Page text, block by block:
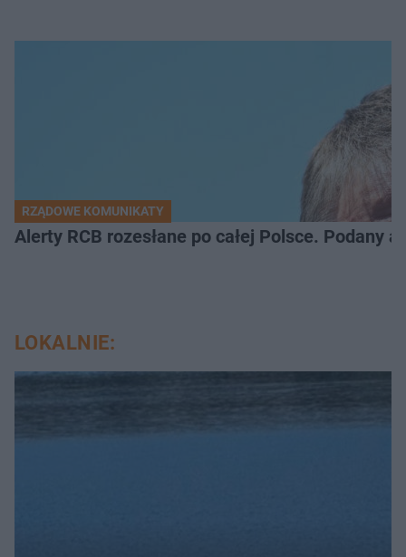
RZĄDOWE KOMUNIKATY
Alerty RCB rozesłane po całej Polsce. Podany
LOKALNIE: